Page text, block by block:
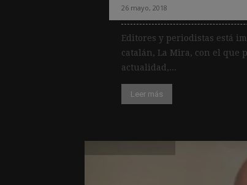
26 mayo, 2018
Editores y periodistas está
catalán, La Mira, con el que
actualidad,...
Leer más